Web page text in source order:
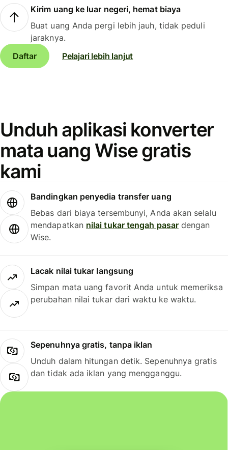
Kirim uang ke luar negeri, hemat biaya
Buat uang Anda pergi lebih jauh, tidak peduli
jaraknya.
Daftar
Pelajari lebih lanjut
Unduh aplikasi konverter
mata uang Wise gratis
kami
Bandingkan penyedia transfer uang
Bebas dari biaya tersembunyi, Anda akan selalu
mendapatkan nilai tukar tengah pasardengan
Wise.
Lacak nilai tukar langsung
Simpan mata uang favorit Anda untuk memeriksa
perubahan nilai tukar dari waktu ke waktu.
Sepenuhnya gratis, tanpa iklan
Unduh dalam hitungan detik. Sepenuhnya gratis
dan tidak ada iklan yang mengganggu.